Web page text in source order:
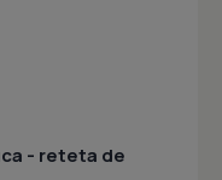
- reteta de